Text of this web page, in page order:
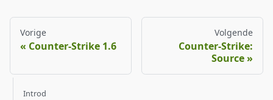
Vorige
Counter-Strike 1.6
Volgende
Counter-Strike:
Source
Introd